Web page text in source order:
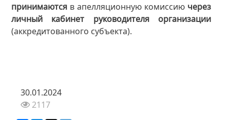
принимаются в апелляционную комиссию через
личный кабинет руководителя организации
(аккредитованного субъекта).
30.01.2024
2117